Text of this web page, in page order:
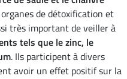
de détoxification et
très important de veiller à
tels que le zinc, le
. Ils participent à divers
avoir un effet positif sur la